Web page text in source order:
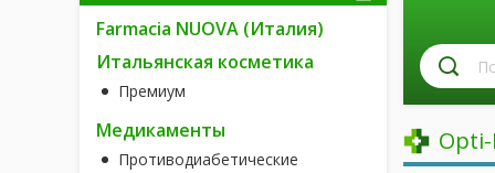
Farmacia NUOVA (Италия)
Итальянская косметика
Премиум
Медикаменты
Противодиабетические